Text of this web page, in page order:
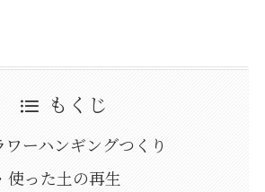
もくじ
ワーハンギングつくり
使った土の再生